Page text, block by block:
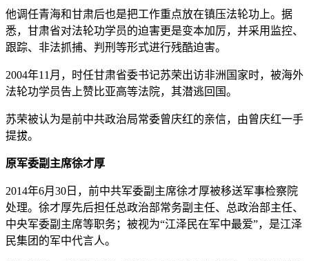
他调任青海和甘肃后也是把工作重点放在镇压法轮功上。据
悉，甘肃省对法轮功学员的迫害更是变本加厉，并采用监控、
跟踪、非法抓捕、判刑等形式进行残酷迫害。
2004年11月，时任甘肃省委书记苏荣出访非洲国家时，被海外
法轮功学员告上赞比亚高等法院，其潜逃回国。
苏荣被认为是前中共政治局常委曾庆红的亲信，由曾庆红一手
提拔。
原军委副主席徐才厚
2014年6月30日，前中共军委副主席徐才厚被移送军事检察院
处理。徐才厚先后担任总政治部常务副主任、总政治部主任、
中央军委副主席等职务；被视为“江泽民在军中最爱”，是江泽
民集团的军中代言人。